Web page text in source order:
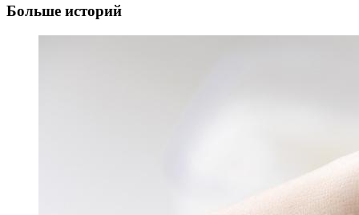
Больше историй